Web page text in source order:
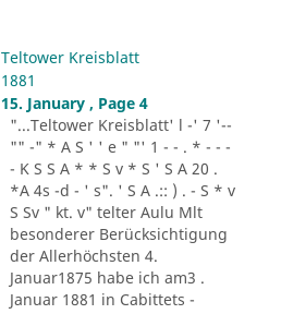
Teltower Kreisblatt
1881
15. January , Page 4
"...Teltower Kreisblatt' l -' 7 '--
"" -" * A S ' ' e " "' 1 - - . * - - -
- K S S A * * S v * S ' S A 20 .
*A 4s -d - ' s". ' S A .:: ) . - S * v
S Sv " kt. v" telter Aulu Mlt
besonderer Berücksichtigung
der Allerhöchsten 4.
Januar1875 habe ich am3 .
Januar 1881 in Cabittets -